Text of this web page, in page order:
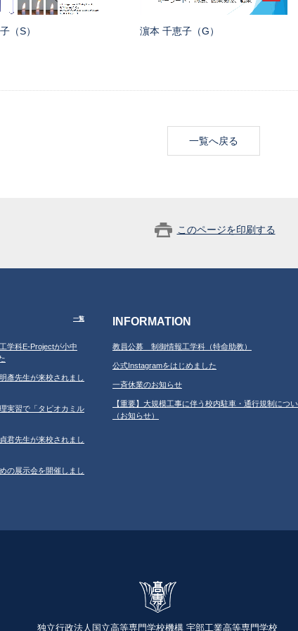
（S） 濵本 千恵子（G）
一覧へ戻る
このページを印刷する
一覧
学科E-Projectが小中
彥先生が来校されまし
実習で「タピオカミル
君先生が来校されまし
の展示会を開催しまし
INFORMATION
教員公募 制御情報工学科（特命助教）
公式Instagramをはじめました
一斉休業のお知らせ
【重要】大規模工事に伴う校内駐車・通行規制につ
（お知らせ）
独立行政法人国立高等専門学校機構 宇部工業高等専門学校